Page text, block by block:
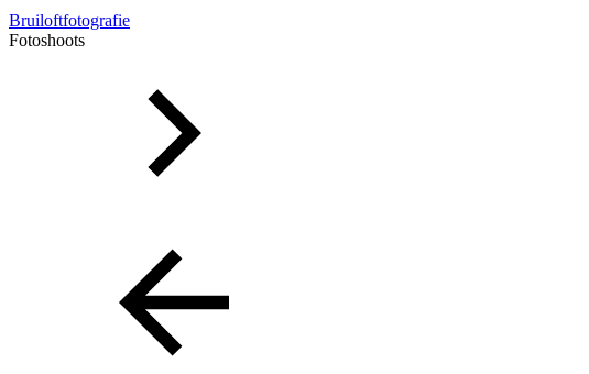
Bruiloftfotografie
Fotoshoots